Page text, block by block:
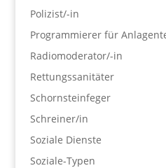
Polizist/-in
Programmierer für
Radiomoderator/-in
Rettungssanitäter
Schornsteinfeger
Schreiner/in
Soziale Dienste
Soziale-Typen